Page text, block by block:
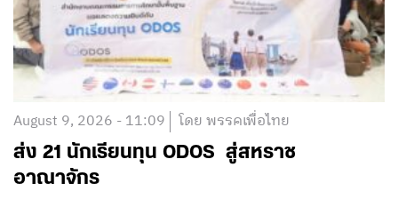
August 9, 2026 - 11:09 โดย พรรคเพื่อไทย
ส่ง 21 นักเรียนทุน ODOS สู่สหราช
อาณาจักร